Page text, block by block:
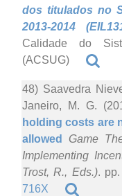
dos titulados no
2013-2014
Calidade do
(ACSUG)
48) Saavedra
Janeiro, M. G.
holding costs are
allowed
Game
Implementing
Trost, R., Eds.).
716X